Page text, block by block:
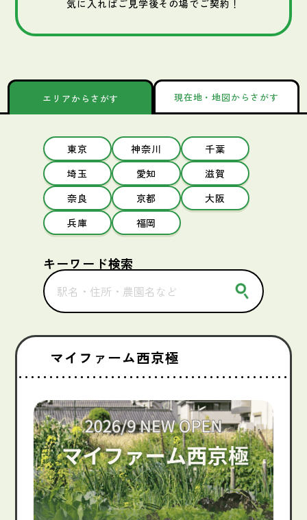
気に入ればご見学後その場でご契約！
エリアからさがす 現在地・地図からさがす
東京 神奈川
千葉
埼玉
愛知
滋賀
奈良
京都
大阪
兵庫
福岡
キーワード検索
マイファーム西京極